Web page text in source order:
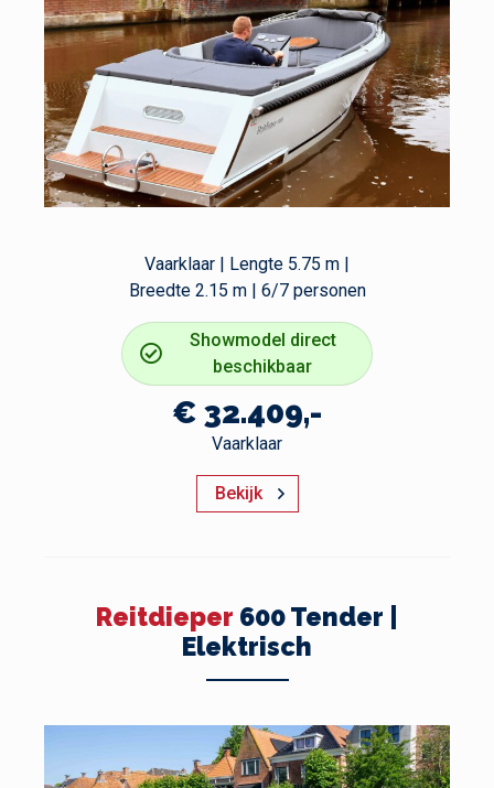
Vaarklaar | Lengte 5.75 m |
Breedte 2.15 m | 6/7 personen
Showmodel direct
beschikbaar
€ 32.409,-
Vaarklaar
Bekijk
Reitdieper 600 Tender |
Elektrisch